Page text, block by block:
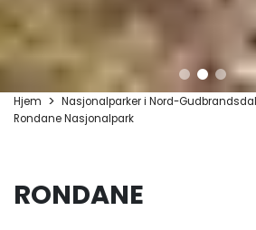
Hjem
Nasjonalparker i Nord-
Rondane Nasjonalpark
RONDANE